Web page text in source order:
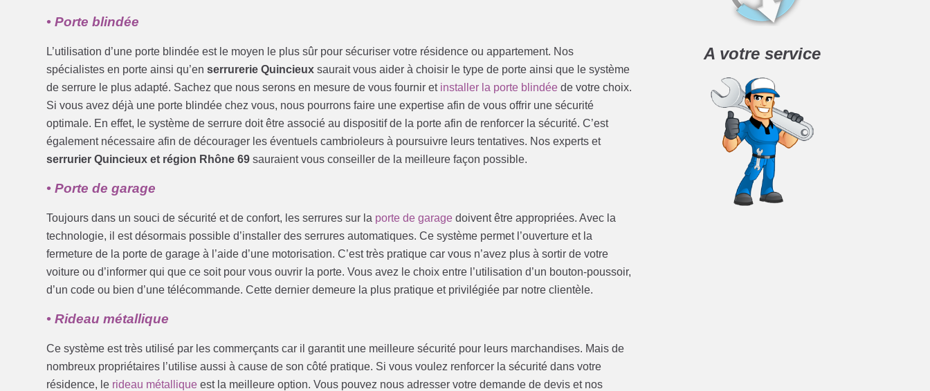
• Porte blindée
L’utilisation d’une porte blindée est le moyen le plus sûr pour sécuriser votre résidence ou appartement. Nos
spécialistes en porte ainsi qu’enserrurerie Quincieux saurait vous aider à choisir le type de porte ainsi que le système
de serrure le plus adapté. Sachez que nous serons en mesure de vous fournir et installer la porte blindée de votre choix.
Si vous avez déjà une porte blindée chez vous, nous pourrons faire une expertise afin de vous offrir une sécurité
optimale. En effet, le système de serrure doit être associé au dispositif de la porte afin de renforcer la sécurité. C’est
également nécessaire afin de décourager les éventuels cambrioleurs à poursuivre leurs tentatives. Nos experts et
serrurier Quincieux et région Rhône 69 sauraient vous conseiller de la meilleure façon possible.
• Porte de garage
Toujours dans un souci de sécurité et de confort, les serrures sur la porte de garage doivent être appropriées. Avec la
technologie, il est désormais possible d’installer des serrures automatiques. Ce système permet l’ouverture et la
fermeture de la porte de garage à l’aide d’une motorisation. C’est très pratique car vous n’avez plus à sortir de votre
voiture ou d’informer qui que ce soit pour vous ouvrir la porte. Vous avez le choix entre l’utilisation d’un bouton-poussoir,
d’un code ou bien d’une télécommande. Cette dernier demeure la plus pratique et privilégiée par notre clientèle.
• Rideau métallique
Ce système est très utilisé par les commerçants car il garantit une meilleure sécurité pour leurs marchandises. Mais de
nombreux propriétaires l’utilise aussi à cause de son côté pratique. Si vous voulez renforcer la sécurité dans votre
résidence, le rideau métallique est la meilleure option. Vous pouvez nous adresser votre demande de devis et nos
A votre service